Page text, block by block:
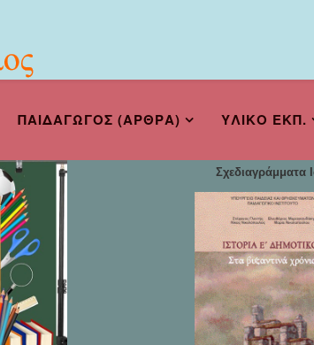
ΠΑΙΔΑΓΩΓΟΣ (ΑΡΘΡΑ) ΥΛΙΚΟ ΕΚΠ.
Σχεδιαγράμματα